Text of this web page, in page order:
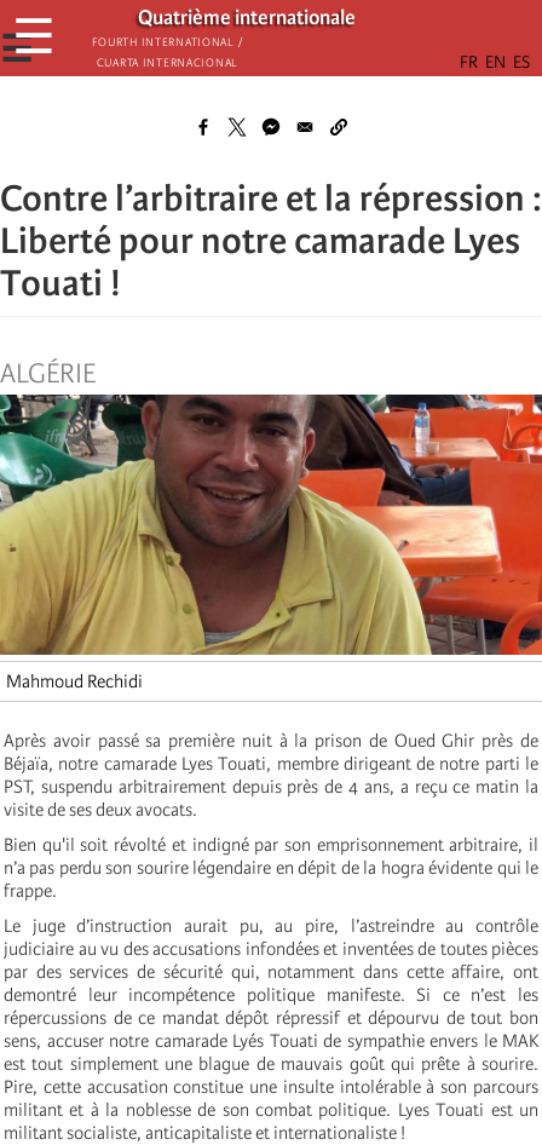
Aller
au
contenu
Quatrième internationale
Fourth International /
Cuarta Internacional
☰
☰
Contre l’arbitraire et la répression :
Liberté pour notre camarade Lyes
Touati !
ALGÉRIE
Mahmoud Rechidi
Après avoir passé sa première nuit à la prison de Oued Ghir près de
Béjaïa, notre camarade Lyes Touati, membre dirigeant de notre parti le
PST, suspendu arbitrairement depuis près de 4 ans, a reçu ce matin la
visite de ses deux avocats.
Bien qu'il soit révolté et indigné par son emprisonnement arbitraire, il
n’a pas perdu son sourire légendaire en dépit de la hogra évidente qui le
frappe.
Le juge d’instruction aurait pu, au pire, l’astreindre au contrôle
judiciaire au vu des accusations infondées et inventées de toutes pièces
par des services de sécurité qui, notamment dans cette affaire, ont
demontré leur incompétence politique manifeste. Si ce n’est les
répercussions de ce mandat dépôt répressif et dépourvu de tout bon
sens, accuser notre camarade Lyés Touati de sympathie envers le MAK
est tout simplement une blague de mauvais goût qui prête à sourire.
Pire, cette accusation constitue une insulte intolérable à son parcours
militant et à la noblesse de son combat politique. Lyes Touati est un
militant socialiste, anticapitaliste et internationaliste !